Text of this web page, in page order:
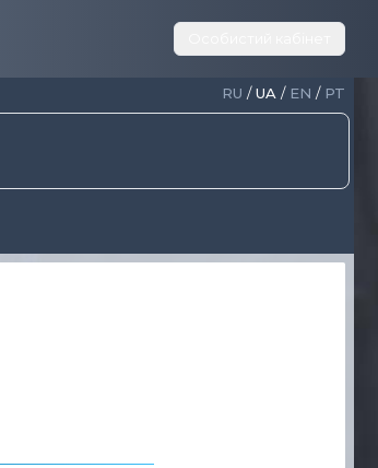
RU / UA / EN / PT